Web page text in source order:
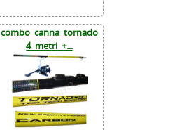
combo canna tornado
4 metri +...